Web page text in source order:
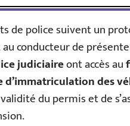
de police suivent un
conducteur de
judiciaireont accès au
d’immatriculation des
du permis et de